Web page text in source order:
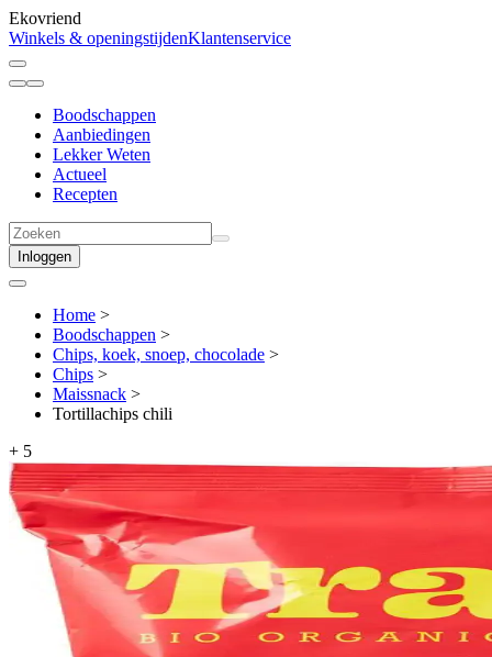
Ekovriend
Winkels & openingstijdenKlantenservice
Boodschappen
Aanbiedingen
Lekker Weten
Actueel
Recepten
Inloggen
Home >
Boodschappen >
Chips, koek, snoep, chocolade >
Chips >
Maissnack >
Tortillachips chili
+ 5